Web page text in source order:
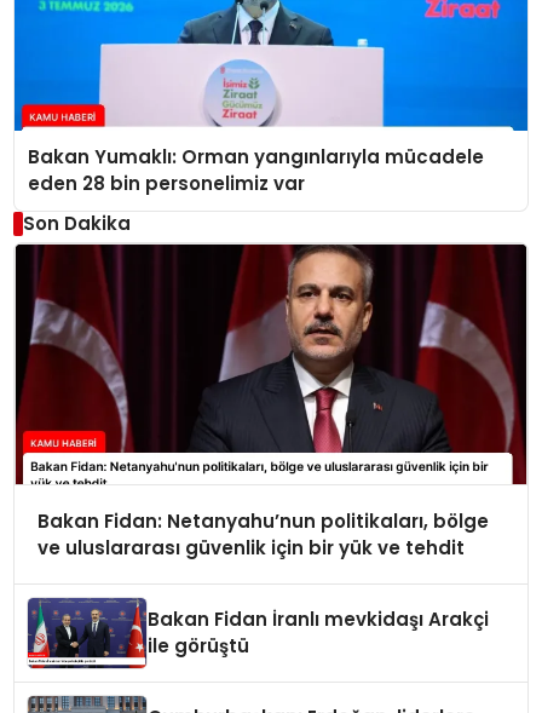
Bakan Yumaklı: Orman yangınlarıyla mücadele
eden 28 bin personelimiz var
Son Dakika
Bakan Fidan: Netanyahu’nun politikaları, bölge
ve uluslararası güvenlik için bir yük ve tehdit
Bakan Fidan İranlı mevkidaşı Arakçi
ile görüştü